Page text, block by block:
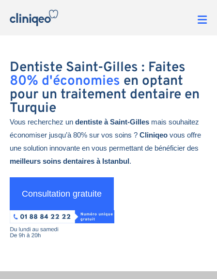
Dentiste Saint-Gilles : Faites
80% d'économies en optant
pour un traitement dentaire en
Turquie
Vous recherchez un dentiste à Saint-Gilles mais souhaitez
économiser jusqu’à 80% sur vos soins ? Cliniqeo vous offre
une solution innovante en vous permettant de bénéficier des
meilleurs soins dentaires à Istanbul.
Consultation gratuite